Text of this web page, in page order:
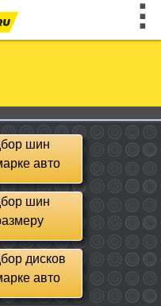
шин
авто
шин
дисков
авто